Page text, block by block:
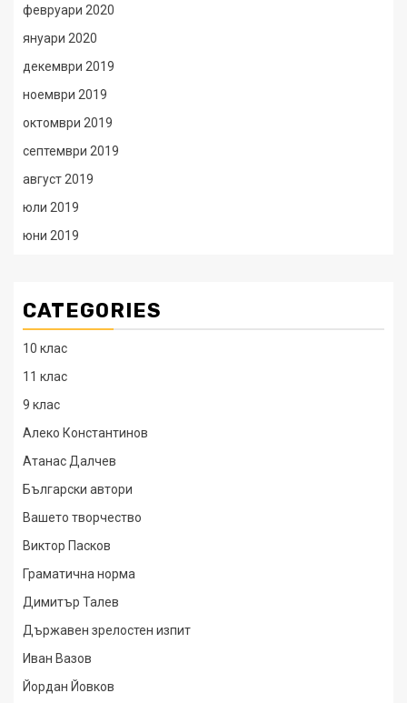
февруари 2020
януари 2020
декември 2019
ноември 2019
октомври 2019
септември 2019
август 2019
юли 2019
юни 2019
CATEGORIES
10 клас
11 клас
9 клас
Алеко Константинов
Атанас Далчев
Български автори
Вашето творчество
Виктор Пасков
Граматична норма
Димитър Талев
Държавен зрелостен изпит
Иван Вазов
Йордан Йовков